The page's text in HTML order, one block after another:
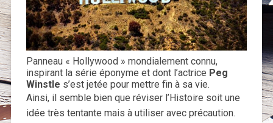
Panneau « Hollywood » mondialement connu,
inspirant la série éponyme et dont l’actrice Peg
Winstle s’est jetée pour mettre fin à sa vie.
Ainsi, il semble bien que réviser l’Histoire soit une
idée très tentante mais à utiliser avec précaution.